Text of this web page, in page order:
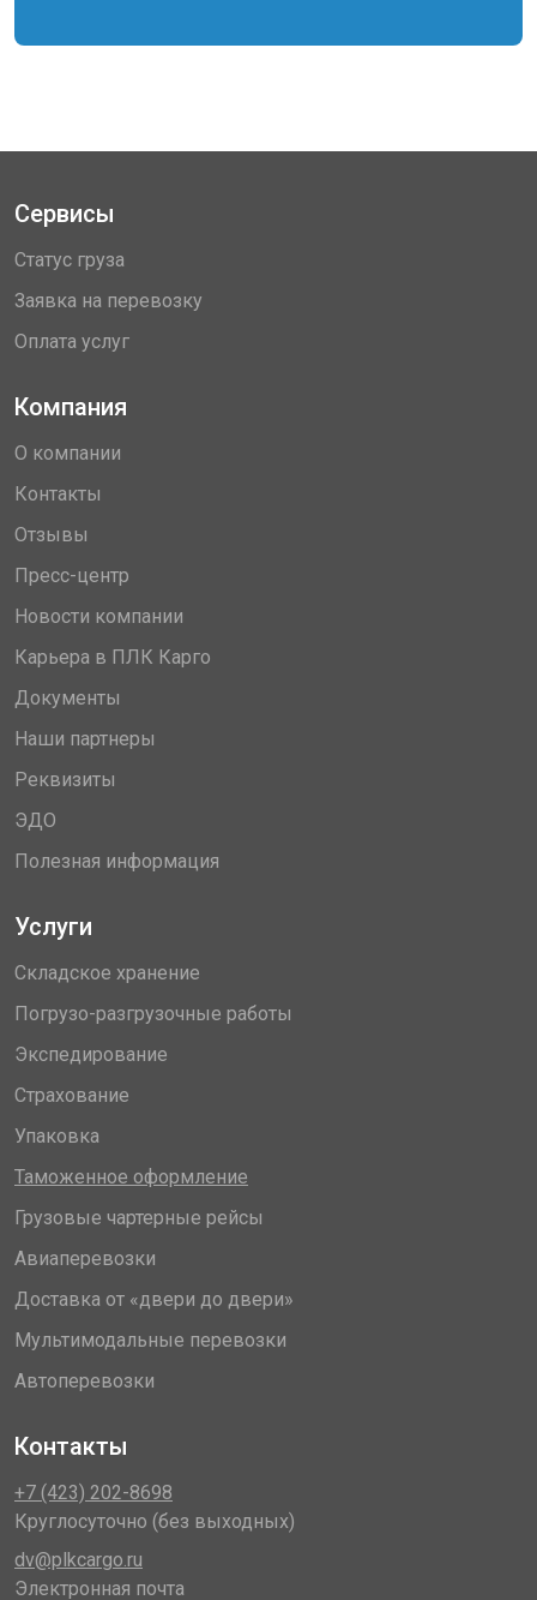
Сервисы
Статус груза
Заявка на перевозку
Оплата услуг
Компания
О компании
Контакты
Отзывы
Пресс-центр
Новости компании
Карьера в ПЛК Карго
Документы
Наши партнеры
Реквизиты
ЭДО
Полезная информация
Услуги
Складское хранение
Погрузо-разгрузочные работы
Экспедирование
Страхование
Упаковка
Таможенное оформление
Грузовые чартерные рейсы
Авиаперевозки
Доставка от «двери до двери»
Мультимодальные перевозки
Автоперевозки
Контакты
+7 (423) 202-8698
Круглосуточно (без выходных)
dv@plkcargo.ru
Электронная почта